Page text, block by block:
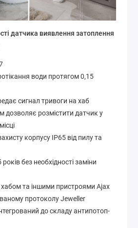
датчика виявлення затоплення
води протягом 0,15
сигнал тривоги на хаб
дозволяє розмістити датчик у
корпусу IP65 від пилу та
без необхідності заміни
хабом та іншими пристроями Ajax
протоколу Jeweller
до складу антипотоп-